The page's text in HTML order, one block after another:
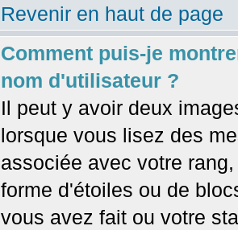
Revenir en haut de page
Comment puis-je
nom d'utilisateur ?
Il peut y avoir deux
lorsque vous lisez des
associée avec votre
forme d'étoiles ou de
vous avez fait ou votre